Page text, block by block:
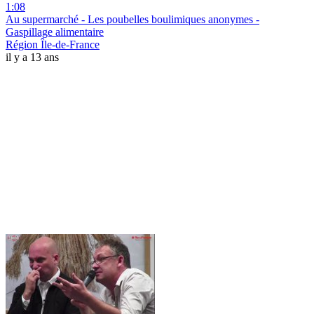
1:08
Au supermarché - Les poubelles boulimiques anonymes -
Gaspillage alimentaire
Région Île-de-France
il y a 13 ans